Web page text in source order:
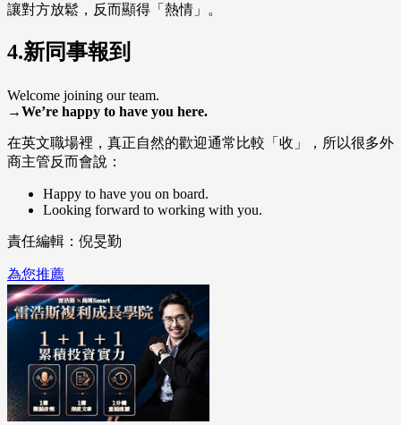
讓對方放鬆，反而顯得「熱情」。
4.新同事報到
Welcome joining our team.
→We’re happy to have you here.
在英文職場裡，真正自然的歡迎通常比較「收」，所以很多外
商主管反而會說：
Happy to have you on board.
Looking forward to working with you.
責任編輯：倪旻勤
為您推薦